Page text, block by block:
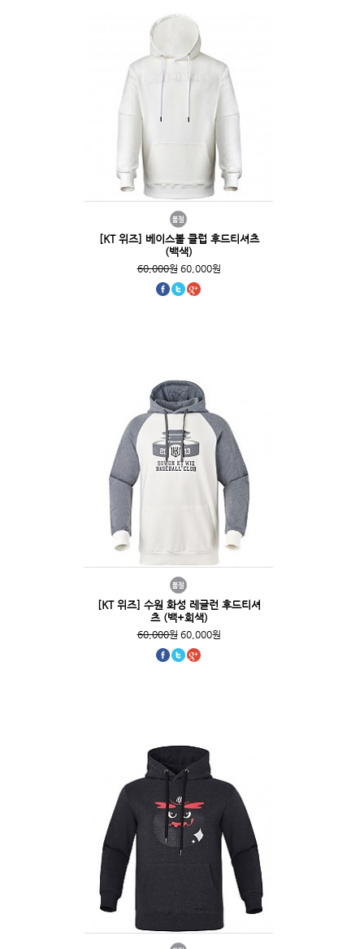
[KT 위즈] 베이스볼 클럽 후드티셔츠
(백색)
60,000원60,000원
[KT 위즈] 수원 화성 레글런 후드티셔
츠 (백+회색)
60,000원60,000원